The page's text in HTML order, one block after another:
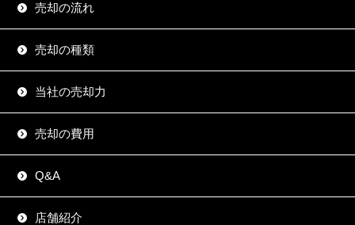
売却の流れ
売却の種類
当社の売却力
売却の費用
Q&A
店舗紹介